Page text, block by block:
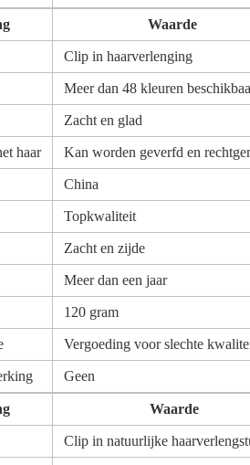
Waarde
Clip in haarverlenging
Meer dan 48 kleuren
Zacht en glad
haar Kan worden geverfd en
China
Topkwaliteit
Zacht en zijde
Meer dan een jaar
120 gram
Vergoeding voor slechte
Geen
Waarde
Clip in natuurlijke